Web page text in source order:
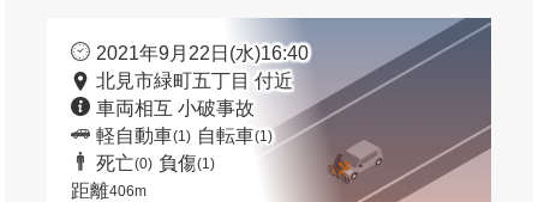
2021年9月22日(水)16:40
北見市緑町五丁目 付近
車両相互 小破事故
軽自動車(1) 自転車(1)
死亡(0) 負傷(1)
距離406m